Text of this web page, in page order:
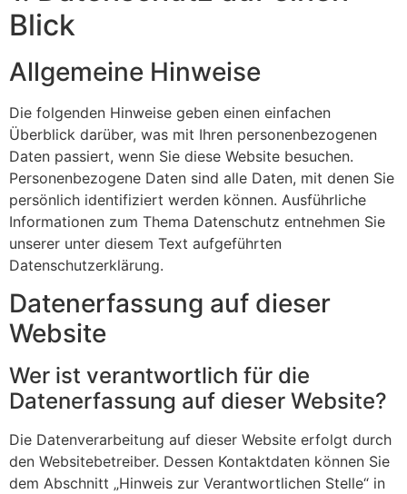
Blick
Allgemeine Hinweise
Die folgenden Hinweise geben einen einfachen
Überblick darüber, was mit Ihren personenbezogenen
Daten passiert, wenn Sie diese Website besuchen.
Personenbezogene Daten sind alle Daten, mit denen Sie
persönlich identifiziert werden können. Ausführliche
Informationen zum Thema Datenschutz entnehmen Sie
unserer unter diesem Text aufgeführten
Datenschutzerklärung.
Datenerfassung auf dieser
Website
Wer ist verantwortlich für die
Datenerfassung auf dieser Website?
Die Datenverarbeitung auf dieser Website erfolgt durch
den Websitebetreiber. Dessen Kontaktdaten können Sie
dem Abschnitt „Hinweis zur Verantwortlichen Stelle“ in